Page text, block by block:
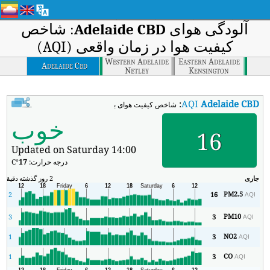
آلودگی هوای Adelaide CBD: شاخص
کیفیت هوا در زمان واقعی (AQI)
Adelaide Cbd
Western Adelaide
Netley
Eastern Adelaide
Kensington
AQIAdelaide CBD
: شاخص کیفیت هوای بی‌درنگ Adelaide CBD (AQI).
16 خوب
Updated on Saturday 14:00
درجه حرارت:17
°C
جاری 2 روز گذشته دقیقه
PM2.5AQI
16
2
PM10AQI
3
3
NO2AQI
3
1
COAQI
3
1